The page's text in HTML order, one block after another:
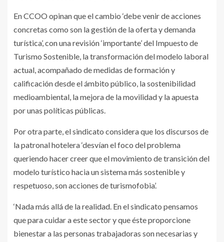
En CCOO opinan que el cambio ‘debe venir de acciones
concretas como son la gestión de la oferta y demanda
turística’, con una revisión ‘importante’ del Impuesto de
Turismo Sostenible, la transformación del modelo laboral
actual, acompañado de medidas de formación y
calificación desde el ámbito público, la sostenibilidad
medioambiental, la mejora de la movilidad y la apuesta
por unas políticas públicas.
Por otra parte, el sindicato considera que los discursos de
la patronal hotelera ‘desvían el foco del problema
queriendo hacer creer que el movimiento de transición del
modelo turístico hacia un sistema más sostenible y
respetuoso, son acciones de turismofobia’.
‘Nada más allá de la realidad. En el sindicato pensamos
que para cuidar a este sector y que éste proporcione
bienestar a las personas trabajadoras son necesarias y